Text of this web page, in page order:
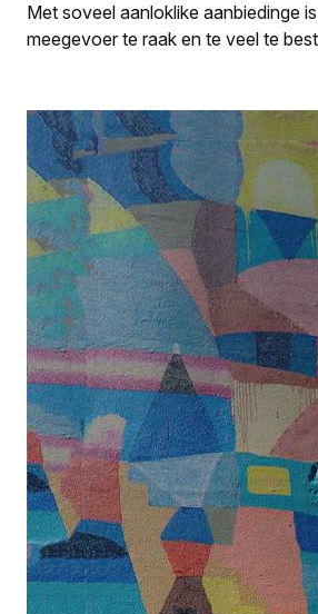
Met soveel aanloklike aanbiedinge
meegevoer te raak en te veel te